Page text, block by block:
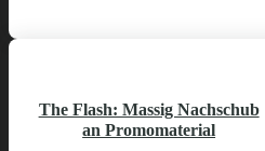
The Flash: Massig Nachschub
an Promomaterial